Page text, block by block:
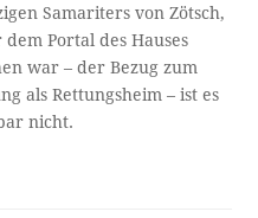
Samariters von Zötsch,
Portal des Hauses
war – der Bezug zum
als Rettungsheim – ist es
nicht.